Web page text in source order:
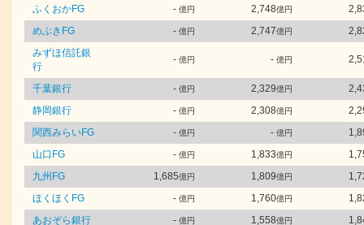
ふくおかFG - 億円 2,748億円
めぶきFG
- 億円 2,747億円
みずほ信託銀
行
- 億円 - 億円
千葉銀行 - 億円 2,329億円
静岡銀行
- 億円 2,308億円
関西みらいFG
- 億円 - 億円
山口FG
- 億円 1,833億円
九州FG
1,685億円 1,809億円
ほくほくFG
- 億円 1,760億円
あおぞら銀行
- 億円 1,558億円